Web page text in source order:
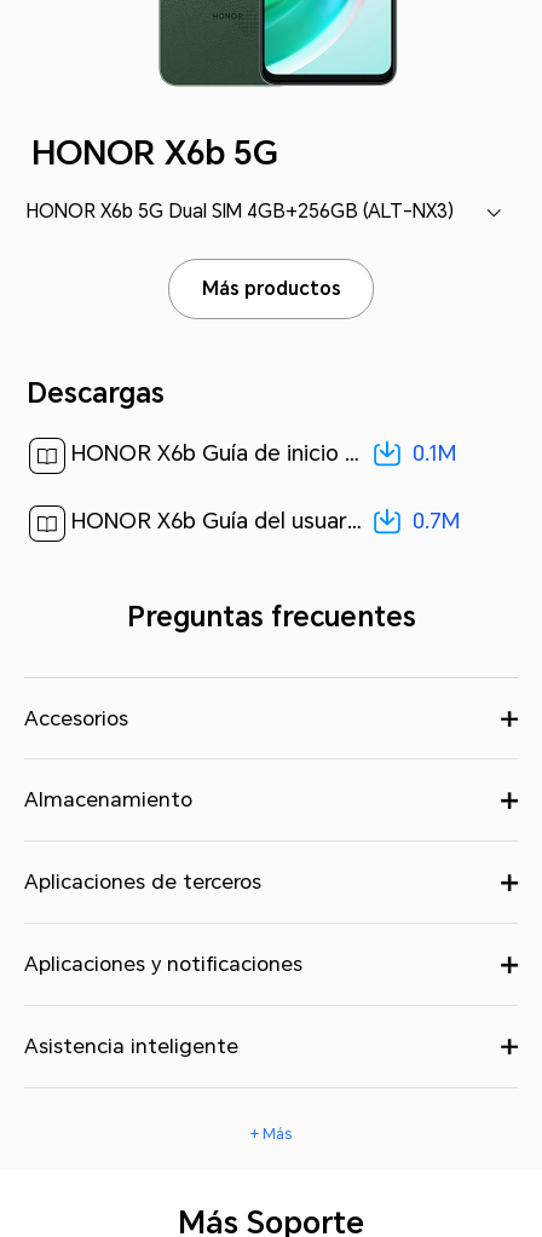
HONOR X6b 5G
HONOR X6b 5G Dual SIM 4GB+256GB (ALT-NX3)
Más productos
Descargas
HONOR X6b Guía de inicio rápido-(MagicOS8.0_01,ALT-NX3,es-us)[ 0.1M ] 0.1M
HONOR X6b Guía del usuario-(MagicOS 8.0_01,es-us)[ 0.7M ] 0.7M
Preguntas frecuentes
Accesorios
Almacenamiento
Aplicaciones de terceros
Aplicaciones y notificaciones
Asistencia inteligente
+ Más
Más Soporte